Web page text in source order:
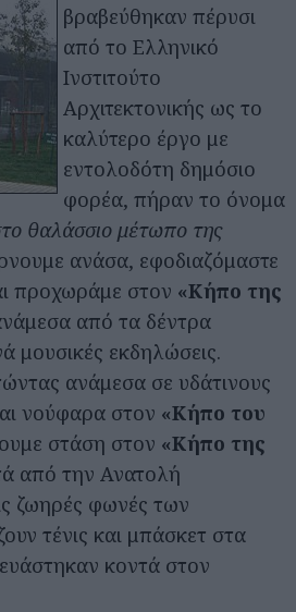
βραβεύθηκαν πέρυσι
από το Ελληνικό
Ινστιτούτο
Αρχιτεκτονικής ως το
καλύτερο έργο με
εντολοδότη δημόσιο
φορέα, πήραν το όνομα
θαλάσσιο μέτωπο της
ανάσα, εφοδιαζόμαστε
προχωράμε στον «Κήπο της
από τα δέντρα
μουσικές εκδηλώσεις.
ανάμεσα σε υδάτινους
νούφαρα στον «Κήπο του
στάση στον «Κήπο της
από την Ανατολή
ζωηρές φωνές των
τένις και μπάσκετ στα
κοντά στον